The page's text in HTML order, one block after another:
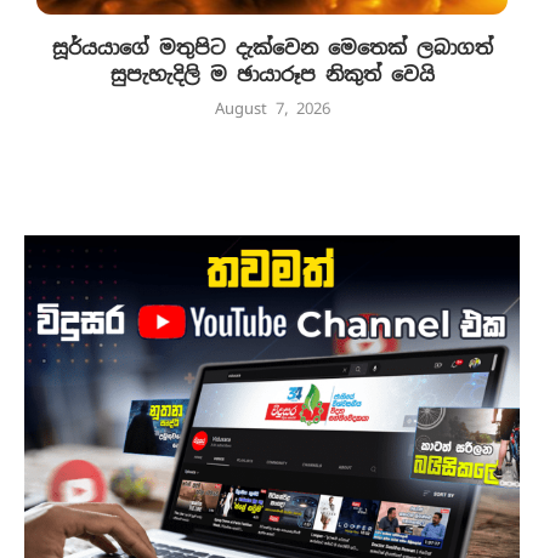
සූර්යයාගේ මතුපිට දැක්වෙන මෙතෙක් ලබාගත්
සුපැහැදිලි ම ඡායාරූප නිකුත් වෙයි
August 7, 2026